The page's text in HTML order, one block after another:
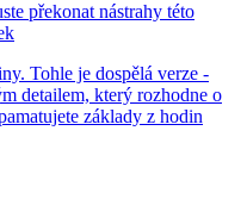
překonat nástrahy této
Tohle je dospělá verze -
detailem, který rozhodne o
základy z hodin